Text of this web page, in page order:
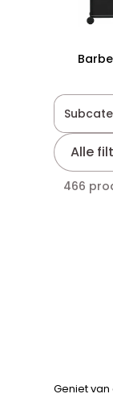
Alle
466
Geniet